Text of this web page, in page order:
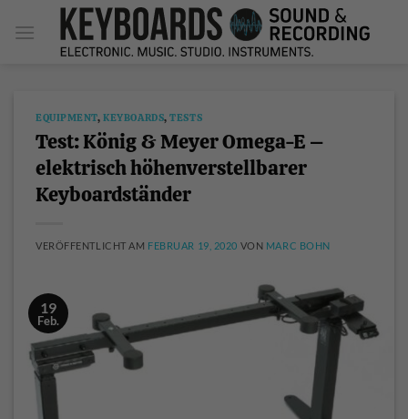
Inhalt
EQUIPMENT,KEYBOARDS,TESTS
Test: König & Meyer Omega-E –
elektrisch höhenverstellbarer
Keyboardständer
VERÖFFENTLICHT AM FEBRUAR 19, 2020 VON MARC BOHN
19
Feb.